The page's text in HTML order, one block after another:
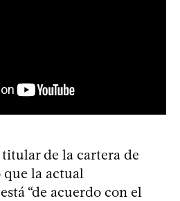
de la cartera de
la actual
“de acuerdo con el